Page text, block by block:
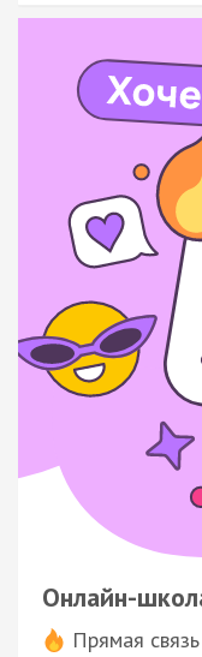
Онлайн-
Прямая